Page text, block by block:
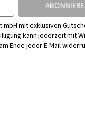
mit exklusiven
kann jederzeit mit
Ende jeder E-Mail